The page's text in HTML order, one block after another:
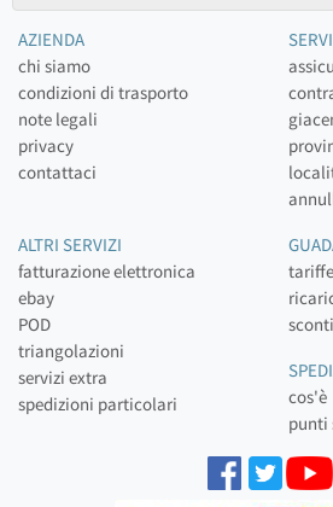
AZIENDA
chi siamo
condizioni di trasporto
note legali
privacy
contattaci
ALTRI SERVIZI
fatturazione elettronica
ebay
POD
triangolazioni
servizi extra
spedizioni particolari
tariffe
sconti
cos'è
punti